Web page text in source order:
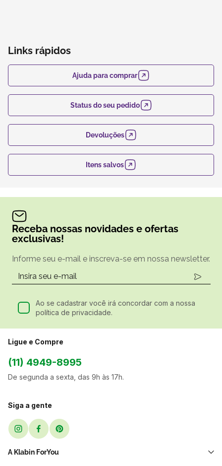
Links rápidos
Ajuda para comprar
Status do seu pedido
Devoluções
Itens salvos
Receba nossas novidades e ofertas
exclusivas!
Informe seu e-mail e inscreva-se em nossa newsletter.
Ao se cadastrar você irá concordar com a nossa
política de privacidade.
Ligue e Compre
(11) 4949-8995
De segunda a sexta, das 9h às 17h.
Siga a gente
A Klabin ForYou